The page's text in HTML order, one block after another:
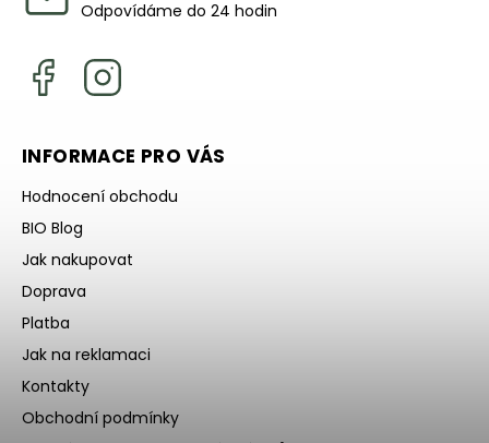
Odpovídáme do 24 hodin
INFORMACE PRO VÁS
Hodnocení obchodu
BIO Blog
Jak nakupovat
Doprava
Platba
Jak na reklamaci
Kontakty
Obchodní podmínky